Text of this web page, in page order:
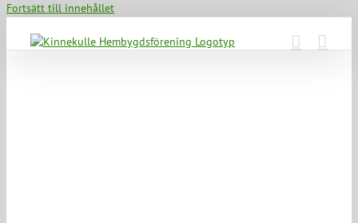
Fortsätt till innehållet